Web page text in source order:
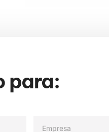
para: